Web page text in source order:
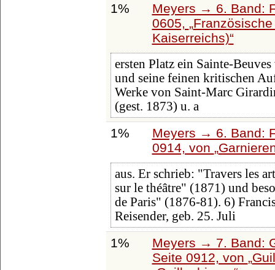
1%
Meyers → 6. Band:
0605,
Kaiserreichs)
ersten Platz ein Sainte-
und seine feinen kritischen
Werke von Saint-Marc
(gest. 1873) u. a
1%
Meyers → 6. Band:
0914, von
aus. Er schrieb: "Travers les
sur le théâtre" (1871) und
de Paris" (1876-81). 6)
Reisender, geb. 25. Juli
1%
Meyers → 7. Band:
Seite 0912, von